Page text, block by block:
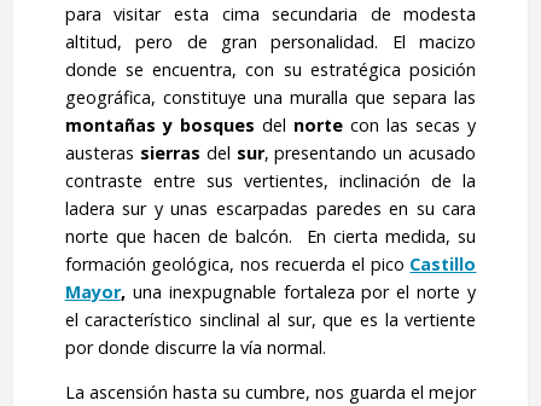
para visitar esta cima secundaria de modesta
altitud, pero de gran personalidad. El macizo
donde se encuentra, con su estratégica posición
geográfica, constituye una muralla que separa las
montañas y bosques del norte con las secas y
austeras sierras del sur, presentando un acusado
contraste entre sus vertientes, inclinación de la
ladera sur y unas escarpadas paredes en su cara
norte que hacen de balcón. En cierta medida, su
formación geológica, nos recuerda el pico Castillo
Mayor,una inexpugnable fortaleza por el norte y
el característico sinclinal al sur, que es la vertiente
por donde discurre la vía normal.
La ascensión hasta su cumbre, nos guarda el mejor